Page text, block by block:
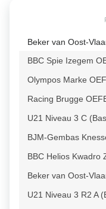
Beker van Oost-
BBC Spie Izegem
Olympos Marke
Racing Brugge
U21 Niveau 3 C
BJM-Gembas
BBC Helios Kwadro
Beker van Oost-
U21 Niveau 3 R2 A